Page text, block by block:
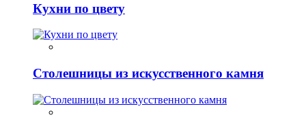
Кухни по цвету
Столешницы из искусственного камня